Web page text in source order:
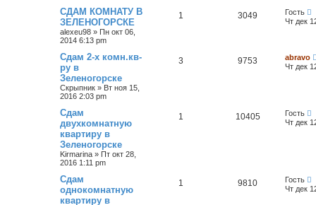
СДАМ КОМНАТУ В
ЗЕЛЕНОГОРСКЕ
alexeu98 » Пн окт 06,
2014 6:13 pm
1 3049
Гость
Чт дек
Сдам 2-х комн.кв-
ру в
Зеленогорске
Скрыпник » Вт ноя 15,
2016 2:03 pm
3 9753
abravo
Чт дек
Сдам
двухкомнатную
квартиру в
Зеленогорске
Kirmarina » Пт окт 28,
2016 1:11 pm
1 10405
Гость
Чт дек
Сдам
однокомнатную
квартиру в
1 9810
Гость
Чт дек